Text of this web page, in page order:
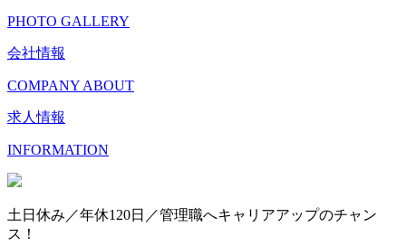
PHOTO GALLERY
会社情報
COMPANY ABOUT
求人情報
INFORMATION
土日休み／年休120日／管理職へキャリアアップのチャン
ス！